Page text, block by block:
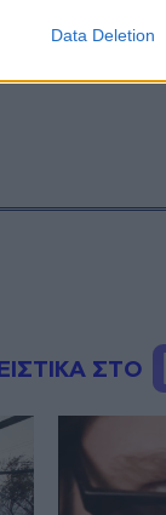
Data Deletion
ΣΤΟ